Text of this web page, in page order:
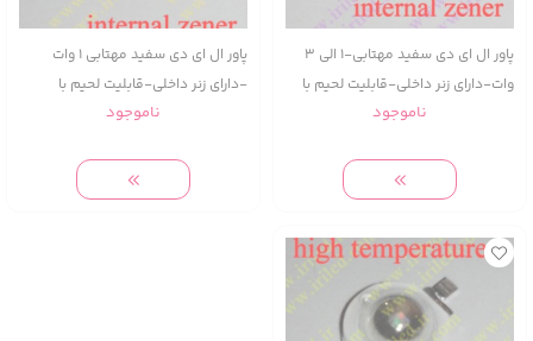
پاور ال ای دی سفید مهتابی-1 الی 3
وات-دارای زنر داخلی-قابلیت لحیم با
ناموجود
پاور ال ای دی سفید مهتابی 1 وات
-دارای زنر داخلی-قابلیت لحیم با
دستگاه و هویه دستی
ناموجود